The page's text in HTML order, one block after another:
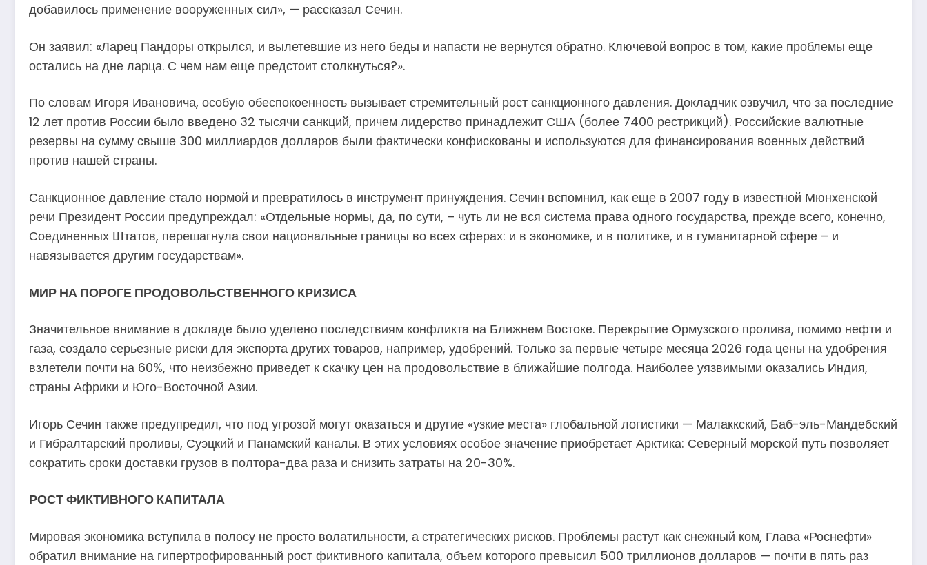
добавилось применение вооруженных сил», — рассказал Сечин.
Он заявил: «Ларец Пандоры открылся, и вылетевшие из него беды и напасти не вернутся обратно. Ключевой вопрос в том, какие проблемы еще
остались на дне ларца. С чем нам еще предстоит столкнуться?».
По словам Игоря Ивановича, особую обеспокоенность вызывает стремительный рост санкционного давления. Докладчик озвучил, что за последние
12 лет против России было введено 32 тысячи санкций, причем лидерство принадлежит США (более 7400 рестрикций). Российские валютные
резервы на сумму свыше 300 миллиардов долларов были фактически конфискованы и используются для финансирования военных действий
против нашей страны.
Санкционное давление стало нормой и превратилось в инструмент принуждения. Сечин вспомнил, как еще в 2007 году в известной Мюнхенской
речи Президент России предупреждал: «Отдельные нормы, да, по сути, – чуть ли не вся система права одного государства, прежде всего, конечно,
Соединенных Штатов, перешагнула свои национальные границы во всех сферах: и в экономике, и в политике, и в гуманитарной сфере – и
навязывается другим государствам».
МИР НА ПОРОГЕ ПРОДОВОЛЬСТВЕННОГО КРИЗИСА
Значительное внимание в докладе было уделено последствиям конфликта на Ближнем Востоке. Перекрытие Ормузского пролива, помимо нефти и
газа, создало серьезные риски для экспорта других товаров, например, удобрений. Только за первые четыре месяца 2026 года цены на удобрения
взлетели почти на 60%, что неизбежно приведет к скачку цен на продовольствие в ближайшие полгода. Наиболее уязвимыми оказались Индия,
страны Африки и Юго-Восточной Азии.
Игорь Сечин также предупредил, что под угрозой могут оказаться и другие «узкие места» глобальной логистики — Малаккский, Баб-эль-Мандебский
и Гибралтарский проливы, Суэцкий и Панамский каналы. В этих условиях особое значение приобретает Арктика: Северный морской путь позволяет
сократить сроки доставки грузов в полтора-два раза и снизить затраты на 20-30%.
РОСТ ФИКТИВНОГО КАПИТАЛА
Мировая экономика вступила в полосу не просто волатильности, а стратегических рисков. Проблемы растут как снежный ком, Глава «Роснефти»
обратил внимание на гипертрофированный рост фиктивного капитала, объем которого превысил 500 триллионов долларов — почти в пять раз